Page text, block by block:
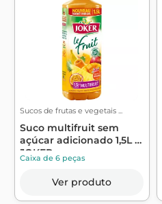
Sucos de frutas e vegetais ...
Suco multifruit sem
açúcar adicionado 1,5L -
JOKER
Caixa de 6 peças
Ver produto